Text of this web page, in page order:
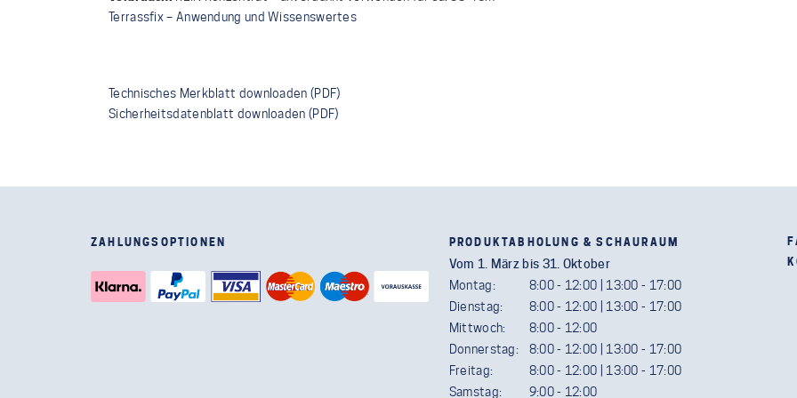
Terrassfix – Anwendung und Wissenswertes
Technisches Merkblatt downloaden (PDF)
Sicherheitsdatenblatt downloaden (PDF)
ZAHLUNGSOPTIONEN PRODUKTABHOLUNG & SCHAURAUM
Vom 1. März bis 31. Oktober
Montag:
8:00 - 12:00 | 13:00 - 17:00
Dienstag:
8:00 - 12:00 | 13:00 - 17:00
Mittwoch:
8:00 - 12:00
Donnerstag:
8:00 - 12:00 | 13:00 - 17:00
Freitag:
8:00 - 12:00 | 13:00 - 17:00
Samstag:
9:00 - 12:00